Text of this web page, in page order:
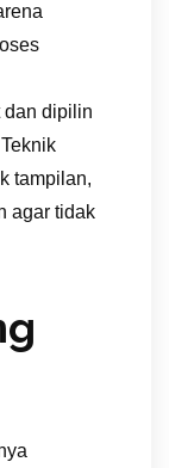
dan dipilin
tampilan,
agar tidak